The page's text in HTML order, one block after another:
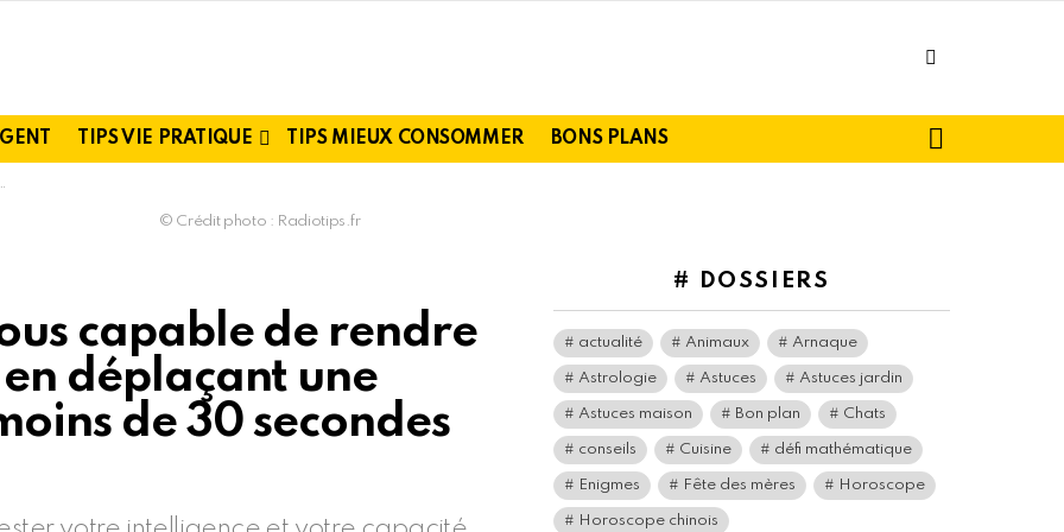
TIPS VIE PRATIQUE TIPS MIEUX CONSOMMER BONS PLANS
© Crédit photo : Radiotips.fr
capable de rendre
déplaçant une
de 30 secondes
# DOSSIERS
actualité Animaux Arnaque
Astrologie Astuces Astuces jardin
Astuces maison Bon plan Chats
conseils Cuisine défi mathématique
Enigmes Fête des mères Horoscope
Horoscope chinois